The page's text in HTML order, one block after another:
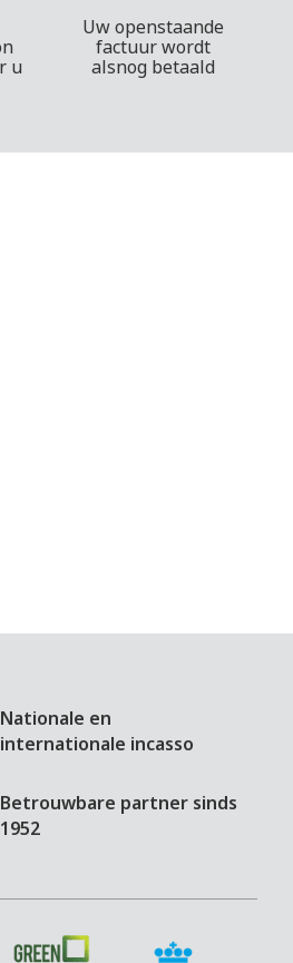
u
Uw openstaande
factuur wordt
alsnog betaald
Nationale en
internationale incasso
Betrouwbare partner sinds
1952